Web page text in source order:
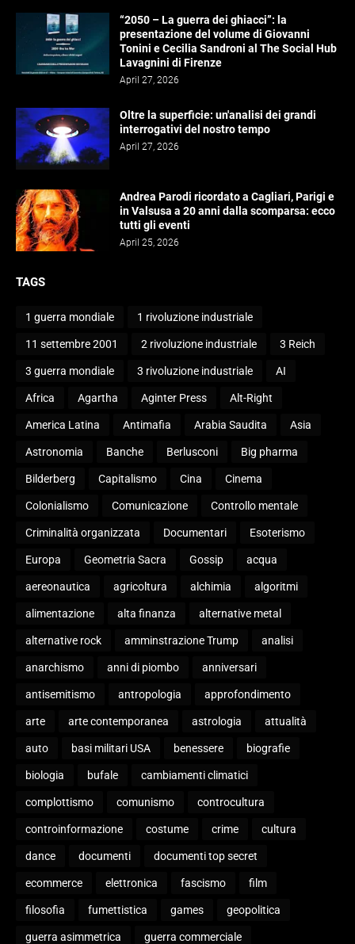
“2050 – La guerra dei ghiacci”: la
presentazione del volume di Giovanni
Tonini e Cecilia Sandroni al The Social Hub
Lavagnini di Firenze
April 27, 2026
Oltre la superficie: un'analisi dei grandi
interrogativi del nostro tempo
April 27, 2026
Andrea Parodi ricordato a Cagliari, Parigi e
in Valsusa a 20 anni dalla scomparsa: ecco
tutti gli eventi
April 25, 2026
TAGS
1 guerra mondiale 1 rivoluzione industriale
11 settembre 2001 2 rivoluzione industriale 3 Reich
3 guerra mondiale 3 rivoluzione industriale AI
Africa Agartha Aginter Press Alt-Right
America Latina Antimafia Arabia Saudita Asia
Astronomia Banche Berlusconi Big pharma
Bilderberg Capitalismo Cina Cinema
Colonialismo Comunicazione Controllo mentale
Criminalità organizzata Documentari Esoterismo
Europa Geometria Sacra Gossip acqua
aereonautica agricoltura alchimia algoritmi
alimentazione alta finanza alternative metal
alternative rock amminstrazione Trump analisi
anarchismo anni di piombo anniversari
antisemitismo antropologia approfondimento
arte arte contemporanea astrologia attualità
auto basi militari USA benessere biografie
biologia bufale cambiamenti climatici
complottismo comunismo controcultura
controinformazione costume crime cultura
dance documenti documenti top secret
ecommerce elettronica fascismo film
filosofia fumettistica games geopolitica
guerra asimmetrica guerra commerciale